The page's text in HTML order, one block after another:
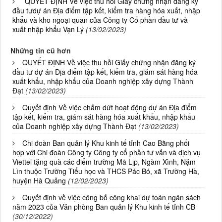
đầu tưdự án Địa điểm tập kết, kiểm tra hàng hóa xuất, nhập
khẩu và kho ngoại quan của Công ty Cổ phần đầu tư và
xuất nhập khẩu Vạn Lý (13/02/2023)
Những tin cũ hơn
QUYẾT ĐỊNH Về việc thu hồi Giấy chứng nhận đăng ký
đầu tư dự án Địa điểm tập kết, kiểm tra, giám sát hàng hóa
xuất khẩu, nhập khẩu của Doanh nghiệp xây dựng Thành
Đạt (13/02/2023)
Quyết định Về việc chấm dứt hoạt động dự án Địa điểm
tập kết, kiểm tra, giám sát hàng hóa xuất khẩu, nhập khẩu
của Doanh nghiệp xây dựng Thành Đạt (13/02/2023)
Chi đoàn Ban quản lý Khu kinh tế tỉnh Cao Bằng phối
hợp với Chi đoàn Công ty Công ty cổ phần tư vấn và dịch vụ
Viettel tặng quà các điểm trường Mã Lịp, Ngàm Xình, Nặm
Lìn thuộc Trường Tiểu học và THCS Pác Bó, xã Trường Hà,
huyện Hà Quảng (12/02/2023)
Quyết định về việc công bố công khai dự toán ngân sách
năm 2023 của Văn phòng Ban quản lý Khu kinh tế tỉnh CB
(30/12/2022)